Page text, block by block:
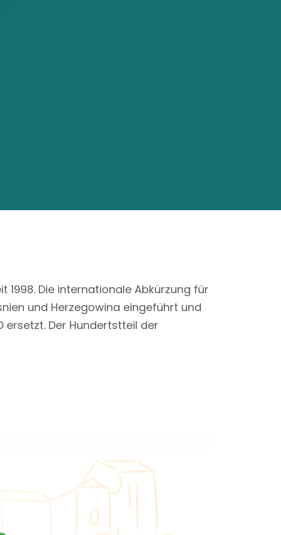
1998. Die internationale Abkürzung für
und Herzegowina eingeführt und
ersetzt. Der Hundertstteil der